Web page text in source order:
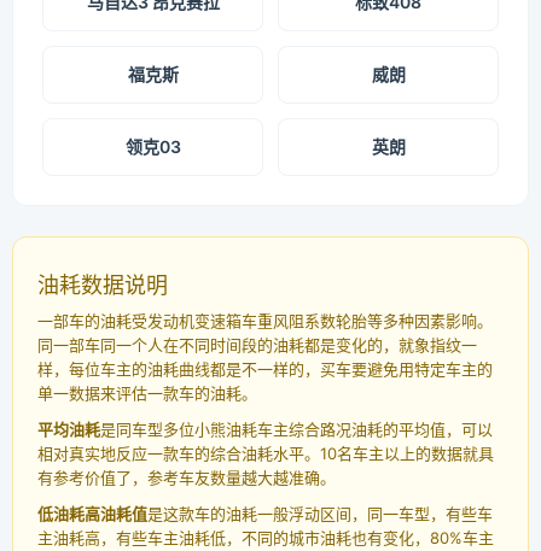
福克斯 威朗
领克03 英朗
油耗数据说明
一部车的油耗受发动机变速箱车重风阻系数轮胎等多种因素影响。
同一部车同一个人在不同时间段的油耗都是变化的，就象指纹一
样，每位车主的油耗曲线都是不一样的，买车要避免用特定车主的
单一数据来评估一款车的油耗。
平均油耗是同车型多位小熊油耗车主综合路况油耗的平均值，可以
相对真实地反应一款车的综合油耗水平。10名车主以上的数据就具
有参考价值了，参考车友数量越大越准确。
低油耗高油耗值是这款车的油耗一般浮动区间，同一车型，有些车
主油耗高，有些车主油耗低，不同的城市油耗也有变化，80%车主